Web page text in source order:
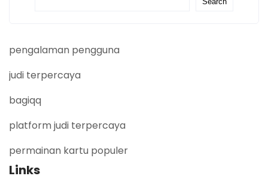
pengalaman pengguna
judi terpercaya
bagiqq
platform judi terpercaya
permainan kartu populer
Links